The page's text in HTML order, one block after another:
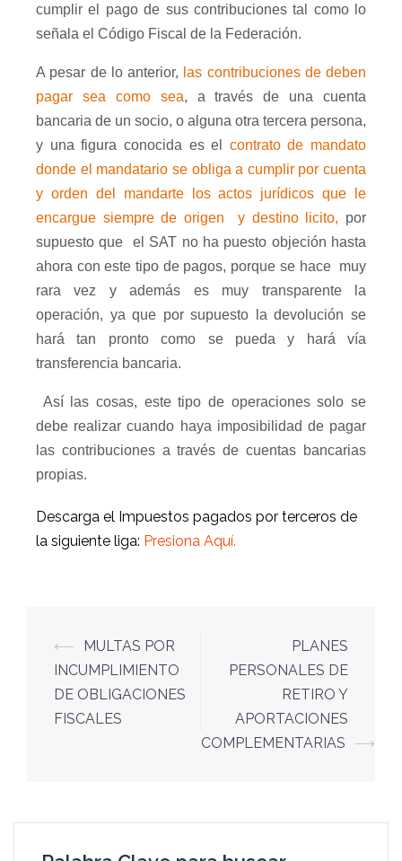
cumplir el pago de sus contribuciones tal como lo
señala el Código Fiscal de la Federación.
A pesar de lo anterior, las contribuciones de deben
pagar sea como sea, a través de una cuenta
bancaria de un socio, o alguna otra tercera persona,
y una figura conocida es el contrato de mandato
donde el mandatario se obliga a cumplir por cuenta
y orden del mandarte los actos jurídicos que le
encargue siempre de origen
y destino licito, por
supuesto que
el SAT no ha puesto objeción hasta
ahora con este tipo de pagos, porque se hace
muy
rara vez y además es muy transparente la
operación, ya que por supuesto la devolución se
hará tan pronto como se pueda y hará vía
transferencia bancaria.
Así las cosas, este tipo de operaciones solo se
debe realizar cuando haya imposibilidad de pagar
las contribuciones a través de cuentas bancarias
propias.
Descarga el Impuestos pagados por terceros de
la siguiente liga: Presiona Aquí.
⟵
MULTAS POR
INCUMPLIMIENTO
DE OBLIGACIONES
FISCALES
PLANES
PERSONALES DE
RETIRO Y
APORTACIONES
COMPLEMENTARIAS
⟶